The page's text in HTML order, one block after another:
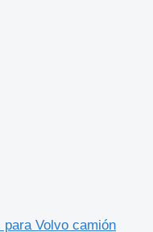
Volvo camión